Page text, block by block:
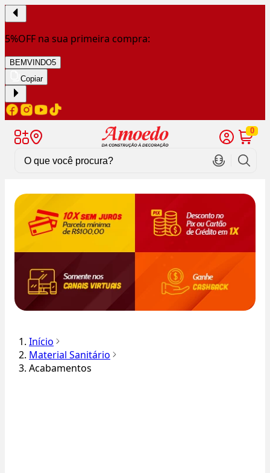
5%OFF na sua primeira compra:
BEMVINDO5
Copiar
0
Início
Material Sanitário
Acabamentos